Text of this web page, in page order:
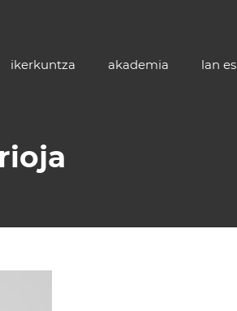
ikerkuntza akademia lan